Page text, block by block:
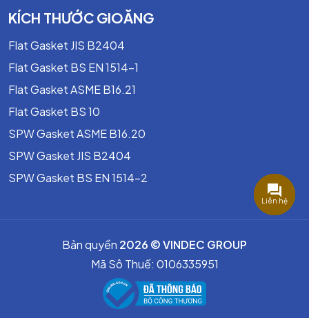
KÍCH THƯỚC GIOĂNG
Flat Gasket JIS B2404
Flat Gasket BS EN 1514-1
Flat Gasket ASME B16.21
Flat Gasket BS 10
SPW Gasket ASME B16.20
SPW Gasket JIS B2404
SPW Gasket BS EN 1514-2
Bản quyền 2026 © VINDEC GROUP
Mã Sô Thuế: 0106335951
Liên hệ